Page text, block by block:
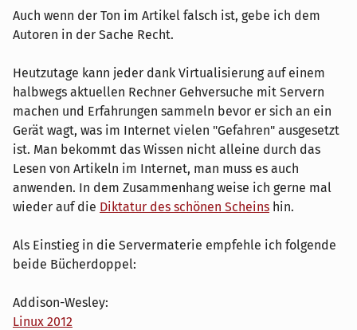
Auch wenn der Ton im Artikel falsch ist, gebe ich dem
Autoren in der Sache Recht.
Heutzutage kann jeder dank Virtualisierung auf einem
halbwegs aktuellen Rechner Gehversuche mit Servern
machen und Erfahrungen sammeln bevor er sich an ein
Gerät wagt, was im Internet vielen "Gefahren" ausgesetzt
ist. Man bekommt das Wissen nicht alleine durch das
Lesen von Artikeln im Internet, man muss es auch
anwenden. In dem Zusammenhang weise ich gerne mal
wieder auf die Diktatur des schönen Scheins hin.
Als Einstieg in die Servermaterie empfehle ich folgende
beide Bücherdoppel:
Addison-Wesley:
Linux 2012